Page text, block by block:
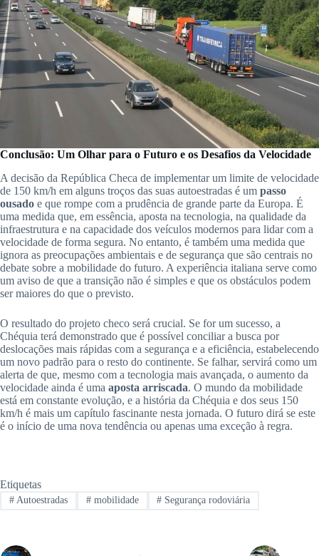
Conclusão: Um Olhar para o Futuro e os Desafios da Velocidade
A decisão da República Checa de implementar um limite de velocidade
de 150 km/h em alguns troços das suas autoestradas é um passo
ousado e que rompe com a prudência de grande parte da Europa. É
uma medida que, em essência, aposta na tecnologia, na qualidade da
infraestrutura e na capacidade dos veículos modernos para lidar com a
velocidade de forma segura. No entanto, é também uma medida que
ignora as preocupações ambientais e de segurança que são centrais no
debate sobre a mobilidade do futuro. A experiência italiana serve como
um aviso de que a transição não é simples e que os obstáculos podem
ser maiores do que o previsto.
O resultado do projeto checo será crucial. Se for um sucesso, a
Chéquia terá demonstrado que é possível conciliar a busca por
deslocações mais rápidas com a segurança e a eficiência, estabelecendo
um novo padrão para o resto do continente. Se falhar, servirá como um
alerta de que, mesmo com a tecnologia mais avançada, o aumento da
velocidade ainda é uma aposta arriscada. O mundo da mobilidade
está em constante evolução, e a história da Chéquia e dos seus 150
km/h é mais um capítulo fascinante nesta jornada. O futuro dirá se este
é o início de uma nova tendência ou apenas uma exceção à regra.
Etiquetas
#Autoestradas #mobilidade # Segurança rodoviária